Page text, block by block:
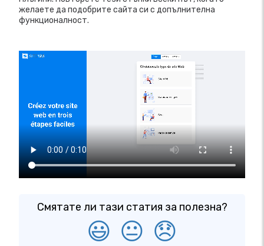
желаете да подобрите сайта си с допълнителна
функционалност.
Смятате ли тази статия за полезна?
😃 😐 😞